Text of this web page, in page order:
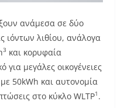
ανάμεσα σε δύο
ιόντων λιθίου, ανάλογα
3 και κορυφαία
για μεγάλες οικογένειες
50kWh και αυτονομία
στο κύκλο WLTP1 .